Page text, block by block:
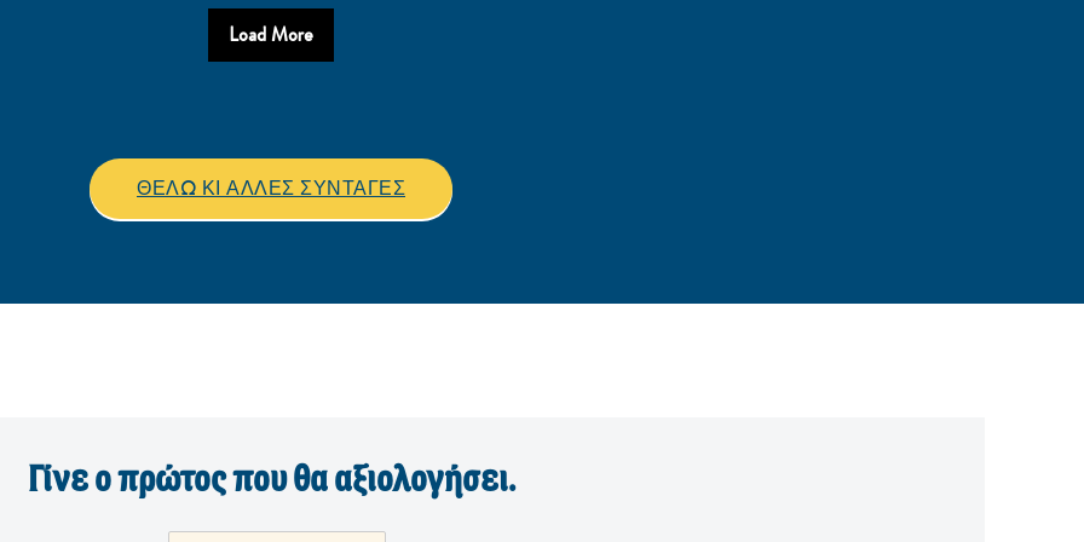
Load More
ΘΕΛΩ ΚΙ ΆΛΛΕΣ ΣΥΝΤΑΓΕΣ
Γίνε ο πρώτος που θα αξιολογήσει.